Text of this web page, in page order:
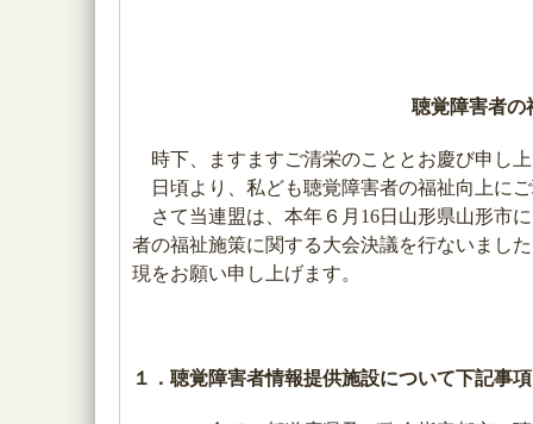
聴覚障害者の
時下、ますますご清栄のこととお慶び申し
日頃より、私ども聴覚障害者の福祉向上に
さて当連盟は、本年６月16日山形県山形市
者の福祉施策に関する大会決議を行ないまし
現をお願い申し上げます。
１．聴覚障害者情報提供施設について下記事